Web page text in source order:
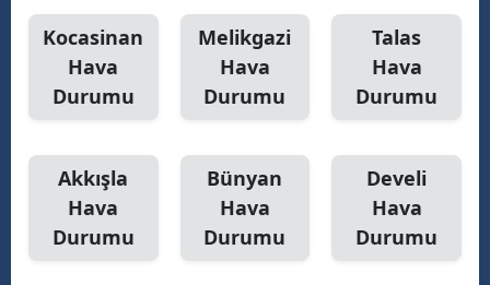
Manisa
Kahramanmaraş
Muğla
Muş
Kocasinan
Hava
Durumu
Melikgazi
Hava
Durumu
Talas
Hava
Durumu
Akkışla
Hava
Durumu
Bünyan
Hava
Durumu
Develi
Hava
Durumu